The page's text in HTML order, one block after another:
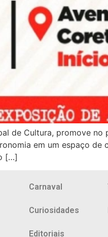
de Cultura, promove
em um espaço
[…]
Carnaval
Curiosidades
Editoriais